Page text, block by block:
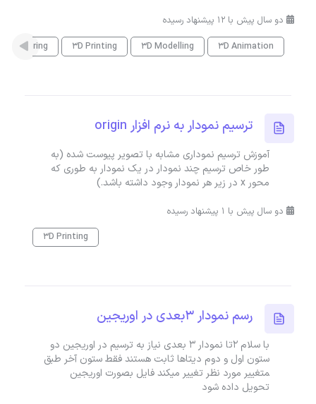
دو سال پیش با 12 پیشنهاد رسیده
3D Animation
3D Modelling
3D Printing
Rendering
ترسیم نمودار به نرم افزار origin
آموزش ترسیم نموداری مشابه با تصویر پیوست شده (به
طور خاص ترسیم چند نمودار در یک نمودار به طوری که
محور x در زیر هر نمودار وجود داشته باشد.)
دو سال پیش با 1 پیشنهاد رسیده
3D Printing
رسم نمودار ۳بعدی در اوریجین
با سلام ۲تا نمودار ۳ بعدی نیاز به ترسیم در اوریجین دو
ستون اول و دوم دیتاها ثابت هستند فقط ستون آخر طبق
‍‍متغییر مورد نظر تغییر میکند فایل بصورت اوریجین
تحویل داده شود